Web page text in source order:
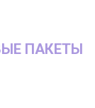
ПАКЕТЫ